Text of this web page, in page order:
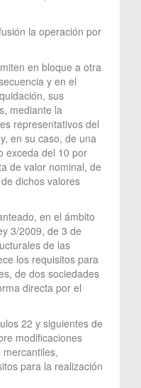
la operación por
en bloque a otra
y en el
sus
mediante la
representativos del
en su caso, de una
exceda del 10 por
de valor nominal, de
dichos valores
en el ámbito
3/2009, de 3 de
de las
los requisitos para
de dos sociedades
directa por el
22 y siguientes de
modificaciones
para la realización